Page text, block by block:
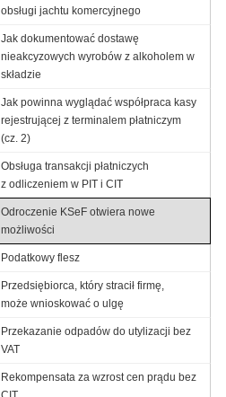
obsługi jachtu komercyjnego
Jak dokumentować dostawę
nieakcyzowych wyrobów z alkoholem w
składzie
Jak powinna wyglądać współpraca kasy
rejestrującej z terminalem płatniczym
(cz. 2)
Obsługa transakcji płatniczych
z odliczeniem w PIT i CIT
Odroczenie KSeF otwiera nowe
możliwości
Podatkowy flesz
Przedsiębiorca, który stracił firmę,
może wnioskować o ulgę
Przekazanie odpadów do utylizacji bez
VAT
Rekompensata za wzrost cen prądu bez